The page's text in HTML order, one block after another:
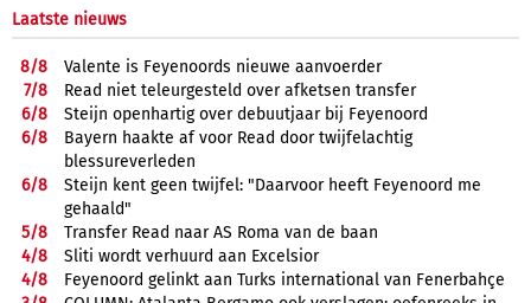
Laatste nieuws
8/8
Valente is Feyenoords nieuwe aanvoerder
7/8
Read niet teleurgesteld over afketsen transfer
6/8
Steijn openhartig over debuutjaar bij Feyenoord
6/8
Bayern haakte af voor Read door twijfelachtig
blessureverleden
6/8
Steijn kent geen twijfel: "Daarvoor heeft Feyenoord me
gehaald"
5/8
Transfer Read naar AS Roma van de baan
4/8
Sliti wordt verhuurd aan Excelsior
4/8
Feyenoord gelinkt aan Turks international van Fenerbahçe